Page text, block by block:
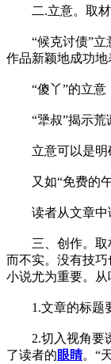
二.立意。取材
“候克讨债”立
作品新颖地成功
“傻丫”的立意
“犟叔”揭示荒诞
立意可以是明确
又如“免费的午
读者从文章中读
三、创作。取材
而不实。没有技
小说尤为重要。从
1.文章的标题要
2.切入视角要诱
了读者的眼睛。“